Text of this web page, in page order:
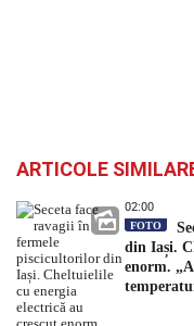
ARTICOLE
02:00
FOTO
din Iași.
enorm.